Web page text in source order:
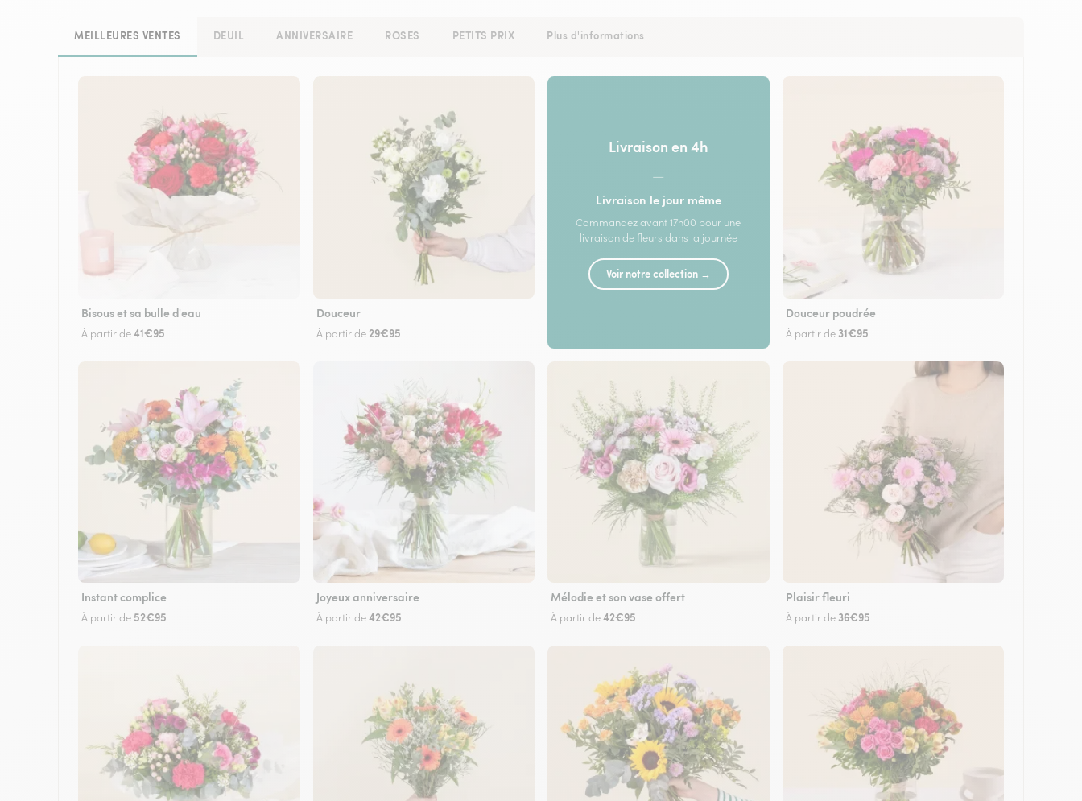
MEILLEURES VENTES DEUIL ANNIVERSAIRE ROSES PETITS PRIX Plus d'informations
Bisous et sa bulle d'eau
À partir de41€95
Douceur
À partir de 29€95
Livraison en 4h
—
Livraison le jour même
Commandez avant 17h00 pour une
livraison de fleurs dans la journée
Voir notre collection →
Douceur poudrée
À partir de 31€95
Instant complice
À partir de 52€95
Joyeux anniversaire
À partir de42€95
Mélodie et son vase offert
À partir de42€95
Plaisir fleuri
À partir de 36€95